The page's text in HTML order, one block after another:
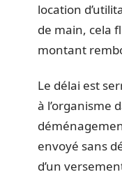
location
de main, cela
montant
Le délai est
à l’organisme
envoyé sans
d’un